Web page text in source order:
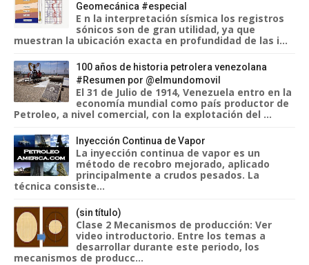
Geomecánica #especial
E n la interpretación sísmica los registros
sónicos son de gran utilidad, ya que
muestran la ubicación exacta en profundidad de las i...
100 años de historia petrolera venezolana
#Resumen por @elmundomovil
El 31 de Julio de 1914, Venezuela entro en la
economía mundial como país productor de
Petroleo, a nivel comercial, con la explotación del ...
Inyección Continua de Vapor
La inyección continua de vapor es un
método de recobro mejorado, aplicado
principalmente a crudos pesados. La
técnica consiste...
(sin título)
Clase 2 Mecanismos de producción: Ver
video introductorio. Entre los temas a
desarrollar durante este periodo, los
mecanismos de producc...